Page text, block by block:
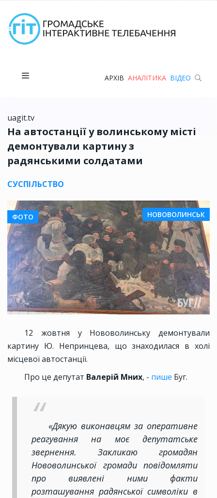
АРХІВ АНАЛІТИКА ВІДЕО
uagit.tv
На автостанції у волинському місті
демонтували картину з
радянськими солдатами
СУСПІЛЬСТВО
ФОТО НОВОВОЛИНСЬК
12 жовтня у Нововолинську демонтували
картину Ю. Непринцева, що знаходилася в холі
місцевої автостанції.
Про це депутат Валерій Мних, - пише Буг.
«Дякую виконавцям за оперативне
реагування на моє депутатське
звернення. Закликаю громадян
Нововолинської громади повідомляти
про виявлені ними факти
розташування радянської символіки в